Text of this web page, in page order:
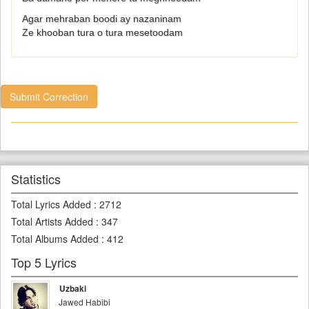
Agar mehraban boodi ay nazaninam
Ze khooban tura o tura mesetoodam
Submit Correction
Statistics
Total Lyrics Added : 2712
Total Artists Added : 347
Total Albums Added : 412
Top 5 Lyrics
Uzbaki
Jawed Habibi